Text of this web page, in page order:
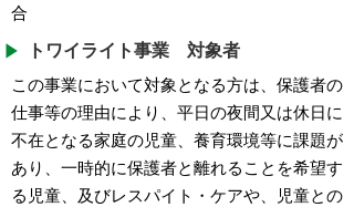
合
トワイライト事業 対象者
この事業において対象となる方は、保護者の
仕事等の理由により、平日の夜間又は休日に
不在となる家庭の児童、養育環境等に課題が
あり、一時的に保護者と離れることを希望す
る児童、及びレスパイト・ケアや、児童との